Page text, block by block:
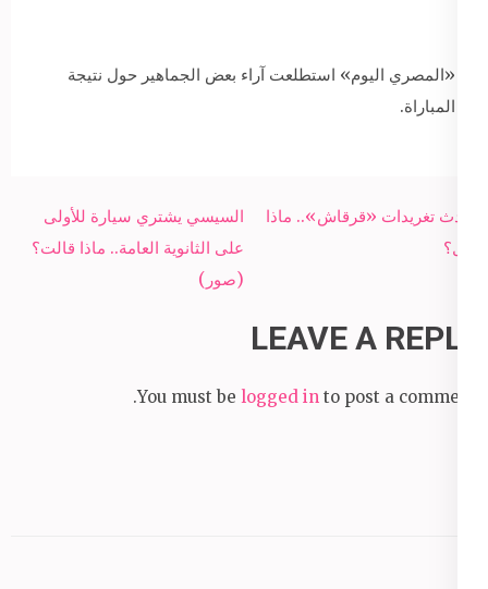
«المصري اليوم» استطلعت آراء بعض الجماهير حول نتيجة
المباراة.
Post
navigation
السيسي يشتري سيارة للأولى
على الثانوية العامة.. ماذا قالت؟
(صور)
أحدث تغريدات «قرقاش».. ماذا
قال؟
LEAVE A REPLY
You must be logged in to post a comment.